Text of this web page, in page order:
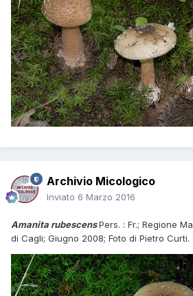
Archivio Micologico
Inviato 6 Marzo 2016
Amanita rubescensPers. : Fr.; Regione
di Cagli; Giugno 2008; Foto di Pietro Curti.